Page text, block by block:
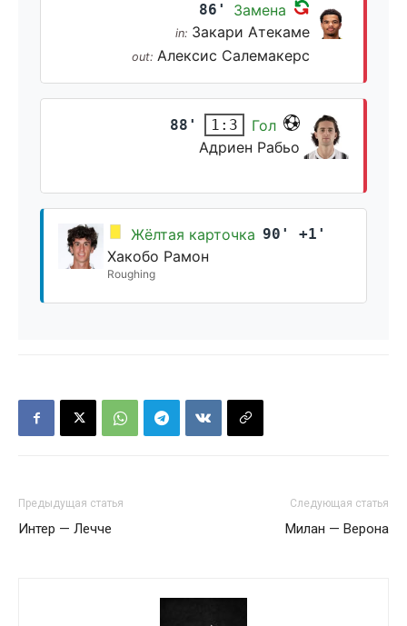
86' Замена
in: Закари Атекаме
out: Алексис Салемакерс
88' 1:3
Гол
Адриен Рабьо
Жёлтая карточка 90' +1'
Хакобо Рамон
Roughing
Предыдущая статья
Интер — Лечче
Следующая статья
Милан — Верона